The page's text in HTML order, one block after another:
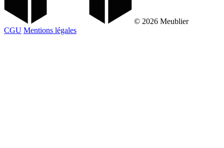
© 2026 Meublier
CGU Mentions légales